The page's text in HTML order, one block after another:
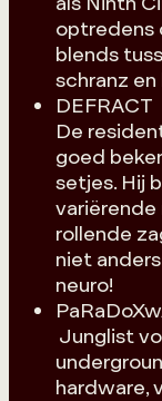
optredens
blends
schranz
DEFRACT
De
goed
setjes. Hij
variërende
rollende
niet
neuro!
Junglist
hardware,